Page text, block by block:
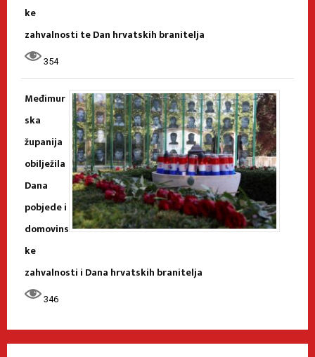
ke
zahvalnosti te Dan hrvatskih branitelja
354
Međimur
ska
županija
obilježila
Dana
pobjede i
domovins
ke
zahvalnosti i Dana hrvatskih branitelja
346